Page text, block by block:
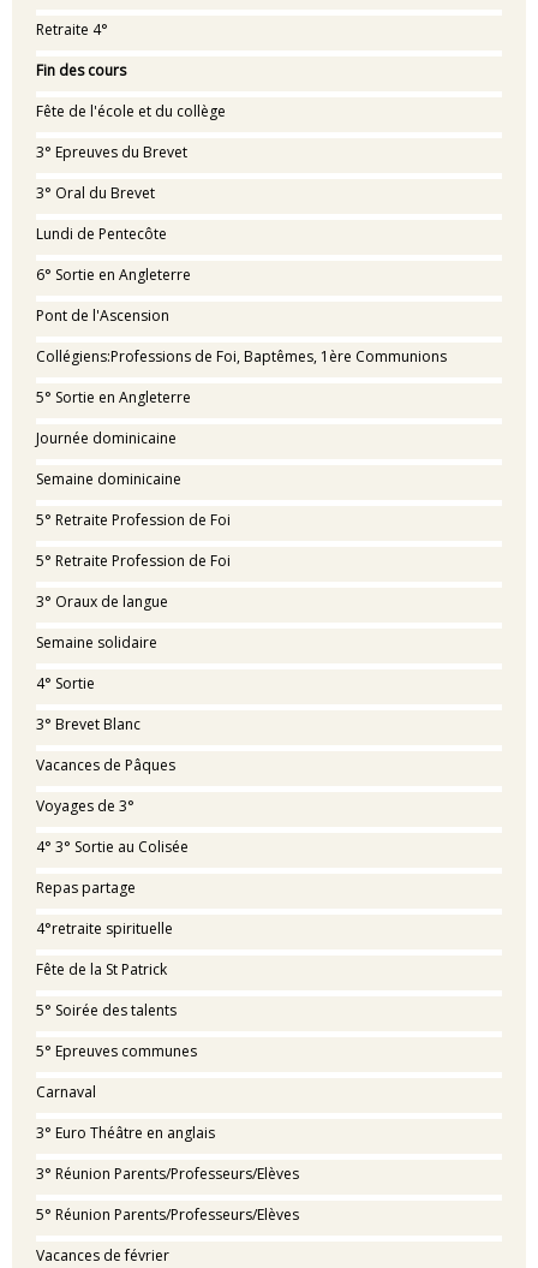
Retraite 4°
Fin des cours
Fête de l'école et du collège
3° Epreuves du Brevet
3° Oral du Brevet
Lundi de Pentecôte
6° Sortie en Angleterre
Pont de l'Ascension
Collégiens:Professions de Foi, Baptêmes, 1ère Communions
5° Sortie en Angleterre
Journée dominicaine
Semaine dominicaine
5° Retraite Profession de Foi
5° Retraite Profession de Foi
3° Oraux de langue
Semaine solidaire
4° Sortie
3° Brevet Blanc
Vacances de Pâques
Voyages de 3°
4° 3° Sortie au Colisée
Repas partage
4°retraite spirituelle
Fête de la St Patrick
5° Soirée des talents
5° Epreuves communes
Carnaval
3° Euro Théâtre en anglais
3° Réunion Parents/Professeurs/Elèves
5° Réunion Parents/Professeurs/Elèves
Vacances de février